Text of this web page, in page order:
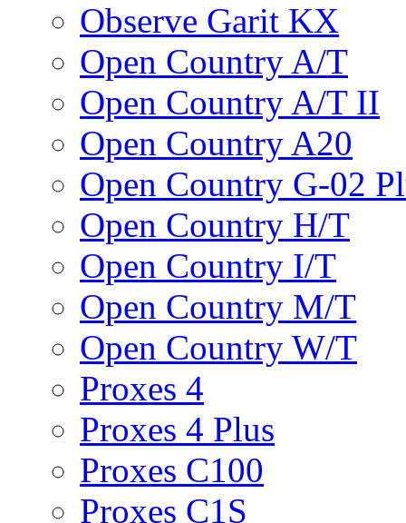
Observe Garit KX
Open Country A/T
Open Country A/T II
Open Country A20
Open Country G-02
Open Country H/T
Open Country I/T
Open Country M/T
Open Country W/T
Proxes 4
Proxes 4 Plus
Proxes C100
Proxes C1S